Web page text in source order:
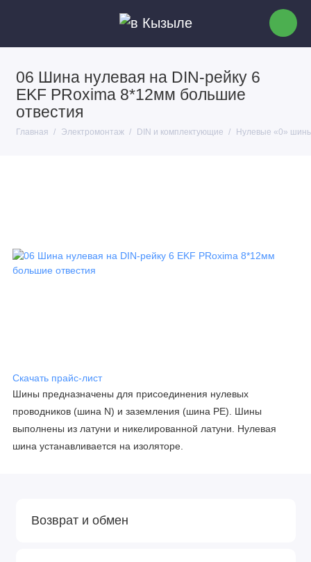
06 Шина нулевая на DIN-рейку 6
EKF PRoxima 8*12мм большие
отвестия
Главная Электромонтаж DIN и комплектующие Нулевые «0»
Скачать прайс-лист
Шины предназначены для присоединения нулевых
проводников (шина N) и заземления (шина PE). Шины
выполнены из латуни и никелированной латуни. Нулевая
шина устанавливается на изоляторе.
Возврат и обмен